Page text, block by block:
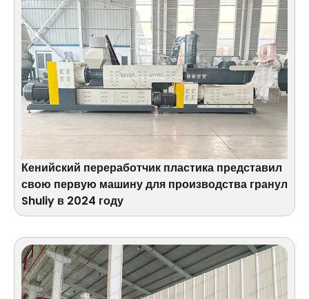
Кенийский переработчик пластика представил
свою первую машину для производства гранул
Shuliy в 2024 году